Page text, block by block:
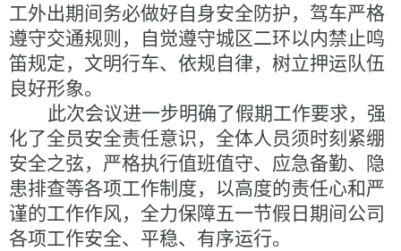
工外出期间务必做好自身安全防护，驾车严格
遵守交通规则，自觉遵守城区二环以内禁止鸣
笛规定，文明行车、依规自律，树立押运队伍
良好形象。
此次会议进一步明确了假期工作要求，强
化了全员安全责任意识，全体人员须时刻紧绷
安全之弦，严格执行值班值守、应急备勤、隐
患排查等各项工作制度，以高度的责任心和严
谨的工作作风，全力保障五一节假日期间公司
各项工作安全、平稳、有序运行。